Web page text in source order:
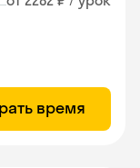
время